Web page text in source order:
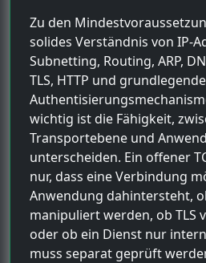
Zu den
solides Verständnis von IP-
Subnetting, Routing, ARP,
TLS, HTTP und
wichtig ist die Fähigkeit,
Transportebene und
unterscheiden. Ein offener
nur, dass eine Verbindung
Anwendung dahintersteht,
manipuliert werden, ob TLS
oder ob ein Dienst nur
muss separat geprüft